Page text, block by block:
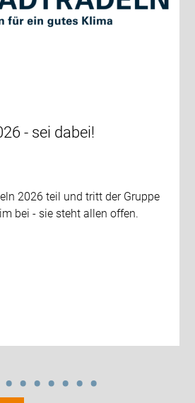
- sei dabei!
2026 teil und tritt der Gruppe
bei - sie steht allen offen.